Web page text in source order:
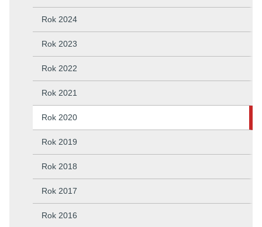
Rok 2024
Rok 2023
Rok 2022
Rok 2021
Rok 2020
Rok 2019
Rok 2018
Rok 2017
Rok 2016